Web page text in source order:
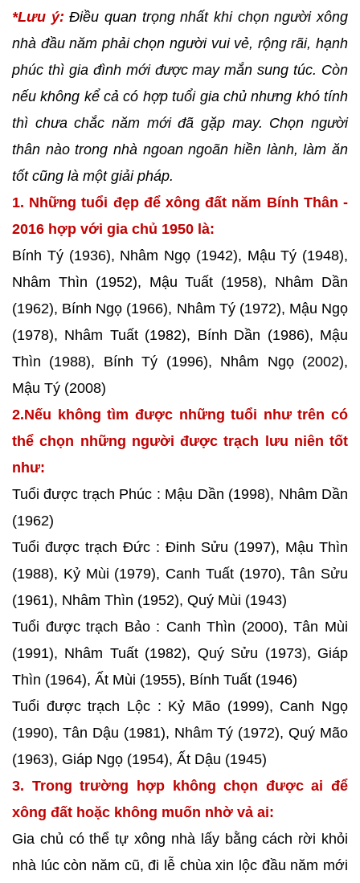
*Lưu ý: Điều quan trọng nhất khi chọn người xông
nhà đầu năm phải chọn người vui vẻ, rộng rãi, hạnh
phúc thì gia đình mới được may mắn sung túc. Còn
nếu không kể cả có hợp tuổi gia chủ nhưng khó tính
thì chưa chắc năm mới đã gặp may. Chọn người
thân nào trong nhà ngoan ngoãn hiền lành, làm ăn
tốt cũng là một giải pháp.
1. Những tuổi đẹp để xông đất năm Bính Thân -
2016 hợp với gia chủ 1950 là:
Bính Tý (1936), Nhâm Ngọ (1942), Mậu Tý (1948),
Nhâm Thìn (1952), Mậu Tuất (1958), Nhâm Dần
(1962), Bính Ngọ (1966), Nhâm Tý (1972), Mậu Ngọ
(1978), Nhâm Tuất (1982), Bính Dần (1986), Mậu
Thìn (1988), Bính Tý (1996), Nhâm Ngọ (2002),
Mậu Tý (2008)
2.Nếu không tìm được những tuổi như trên có
thể chọn những người được trạch lưu niên tốt
như:
Tuổi được trạch Phúc : Mậu Dần (1998), Nhâm Dần
(1962)
Tuổi được trạch Đức : Đinh Sửu (1997), Mậu Thìn
(1988), Kỷ Mùi (1979), Canh Tuất (1970), Tân Sửu
(1961), Nhâm Thìn (1952), Quý Mùi (1943)
Tuổi được trạch Bảo : Canh Thìn (2000), Tân Mùi
(1991), Nhâm Tuất (1982), Quý Sửu (1973), Giáp
Thìn (1964), Ất Mùi (1955), Bính Tuất (1946)
Tuổi được trạch Lộc : Kỷ Mão (1999), Canh Ngọ
(1990), Tân Dậu (1981), Nhâm Tý (1972), Quý Mão
(1963), Giáp Ngọ (1954), Ất Dậu (1945)
3. Trong trường hợp không chọn được ai để
xông đất hoặc không muốn nhờ vả ai:
Gia chủ có thể tự xông nhà lấy bằng cách rời khỏi
nhà lúc còn năm cũ, đi lễ chùa xin lộc đầu năm mới